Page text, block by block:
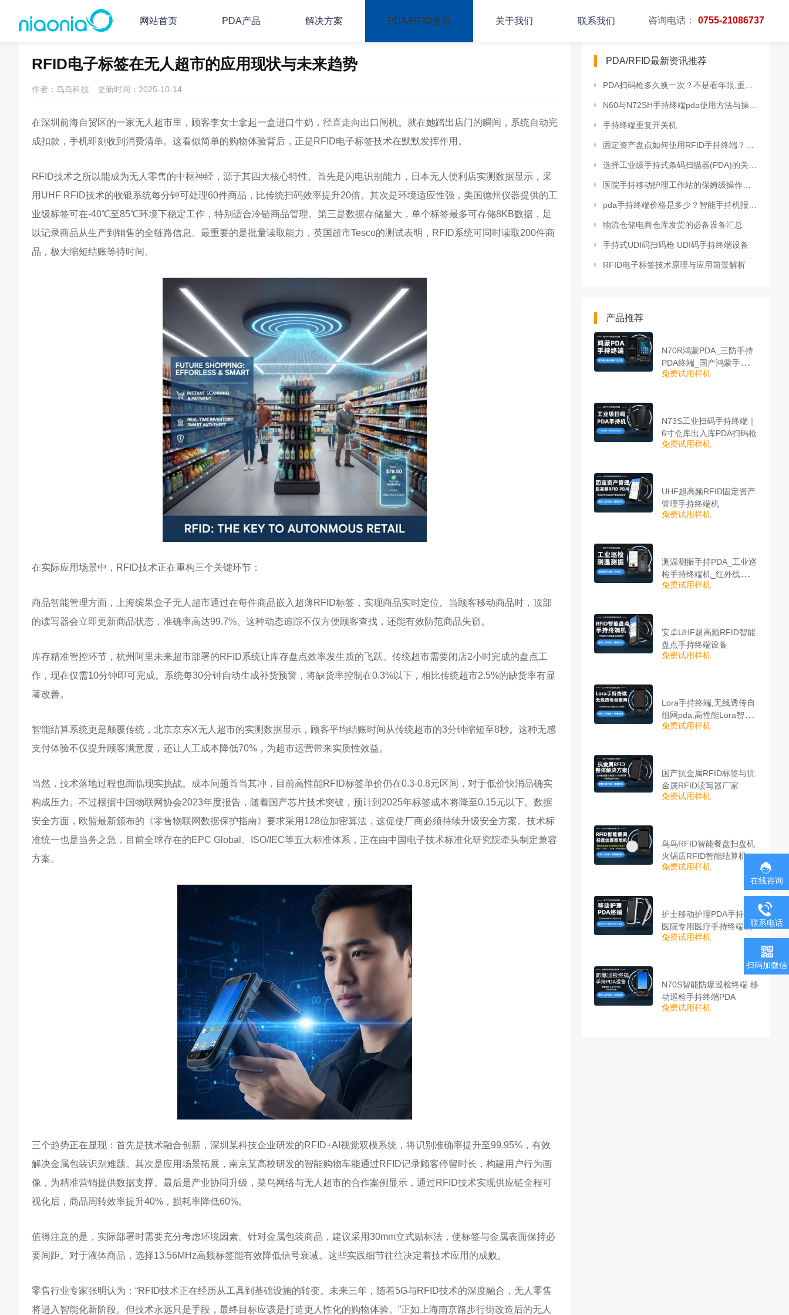
网站首页 PDA产品 解决方案 PDA/RFID资讯 关于我们 联系我们 咨询电话： 0755-21086737
主页 PDA/RFID资讯 PDA常见问题
RFID电子标签在无人超市的应用现状与未来趋势
作者：鸟鸟科技 更新时间：2025-10-14
在深圳前海自贸区的一家无人超市里，顾客李女士拿起一盒进口牛奶，径直走向出口闸机。就在她踏出店门的瞬间，系统自动完
成扣款，手机即刻收到消费清单。这看似简单的购物体验背后，正是RFID电子标签技术在默默发挥作用。
RFID技术之所以能成为无人零售的中枢神经，源于其四大核心特性。首先是闪电识别能力，日本无人便利店实测数据显示，采
用UHF RFID技术的收银系统每分钟可处理60件商品，比传统扫码效率提升20倍。其次是环境适应性强，美国德州仪器提供的工
业级标签可在-40℃至85℃环境下稳定工作，特别适合冷链商品管理。第三是数据存储量大，单个标签最多可存储8KB数据，足
以记录商品从生产到销售的全链路信息。最重要的是批量读取能力，英国超市Tesco的测试表明，RFID系统可同时读取200件商
品，极大缩短结账等待时间。
在实际应用场景中，RFID技术正在重构三个关键环节：
商品智能管理方面，上海缤果盒子无人超市通过在每件商品嵌入超薄RFID标签，实现商品实时定位。当顾客移动商品时，顶部
的读写器会立即更新商品状态，准确率高达99.7%。这种动态追踪不仅方便顾客查找，还能有效防范商品失窃。
库存精准管控环节，杭州阿里未来超市部署的RFID系统让库存盘点效率发生质的飞跃。传统超市需要闭店2小时完成的盘点工
作，现在仅需10分钟即可完成。系统每30分钟自动生成补货预警，将缺货率控制在0.3%以下，相比传统超市2.5%的缺货率有显
著改善。
智能结算系统更是颠覆传统，北京京东X无人超市的实测数据显示，顾客平均结账时间从传统超市的3分钟缩短至8秒。这种无感
支付体验不仅提升顾客满意度，还让人工成本降低70%，为超市运营带来实质性效益。
当然，技术落地过程也面临现实挑战。成本问题首当其冲，目前高性能RFID标签单价仍在0.3-0.8元区间，对于低价快消品确实
构成压力。不过根据中国物联网协会2023年度报告，随着国产芯片技术突破，预计到2025年标签成本将降至0.15元以下。数据
安全方面，欧盟最新颁布的《零售物联网数据保护指南》要求采用128位加密算法，这促使厂商必须持续升级安全方案。技术标
准统一也是当务之急，目前全球存在的EPC Global、ISO/IEC等五大标准体系，正在由中国电子技术标准化研究院牵头制定兼容
方案。
三个趋势正在显现：首先是技术融合创新，深圳某科技企业研发的RFID+AI视觉双模系统，将识别准确率提升至99.95%，有效
解决金属包装识别难题。其次是应用场景拓展，南京某高校研发的智能购物车能通过RFID记录顾客停留时长，构建用户行为画
像，为精准营销提供数据支撑。最后是产业协同升级，菜鸟网络与无人超市的合作案例显示，通过RFID技术实现供应链全程可
视化后，商品周转效率提升40%，损耗率降低60%。
值得注意的是，实际部署时需要充分考虑环境因素。针对金属包装商品，建议采用30mm立式贴标法，使标签与金属表面保持必
要间距。对于液体商品，选择13.56MHz高频标签能有效降低信号衰减。这些实践细节往往决定着技术应用的成败。
零售行业专家张明认为：“RFID技术正在经历从工具到基础设施的转变。未来三年，随着5G与RFID技术的深度融合，无人零售
将进入智能化新阶段。但技术永远只是手段，最终目标应该是打造更人性化的购物体验。”正如上海南京路步行街改造后的无人
PDA/RFID最新资讯推荐
PDA扫码枪多久换一次？不是看年限,重要看这几个信号
N60与N72SH手持终端pda使用方法与操作说明
手持终端重复开关机
固定资产盘点如何使用RFID手持终端？一套可落地流程
选择工业级手持式条码扫描器(PDA)的关键因素
医院手持移动护理工作站的保姆级操作使用手册
pda手持终端价格是多少？智能手持机报价详解
物流仓储电商仓库发货的必备设备汇总
手持式UDI码扫码枪 UDI码手持终端设备
RFID电子标签技术原理与应用前景解析
产品推荐
N70R鸿蒙PDA_三防手持
PDA终端_国产鸿蒙手持终
端
免费试用样机
N73S工业扫码手持终端｜
6寸仓库出入库PDA扫码枪
免费试用样机
UHF超高频RFID固定资产
管理手持终端机
免费试用样机
测温测振手持PDA_工业巡
检手持终端机_红外线测温
PDA
免费试用样机
安卓UHF超高频RFID智能
盘点手持终端设备
免费试用样机
Lora手持终端,无线透传自
组网pda,高性能Lora智能
巡检机
免费试用样机
国产抗金属RFID标签与抗
金属RFID读写器厂家
免费试用样机
鸟鸟RFID智能餐盘扫盘机
火锅店RFID智能结算机
免费试用样机
护士移动护理PDA手持机_
医院专用医疗手持终端机
免费试用样机
N70S智能防爆巡检终端 移
动巡检手持终端PDA
免费试用样机
在线咨询
联系电话
扫码加微信